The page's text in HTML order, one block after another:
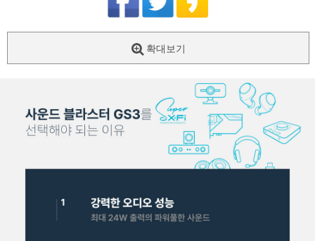
확대보기